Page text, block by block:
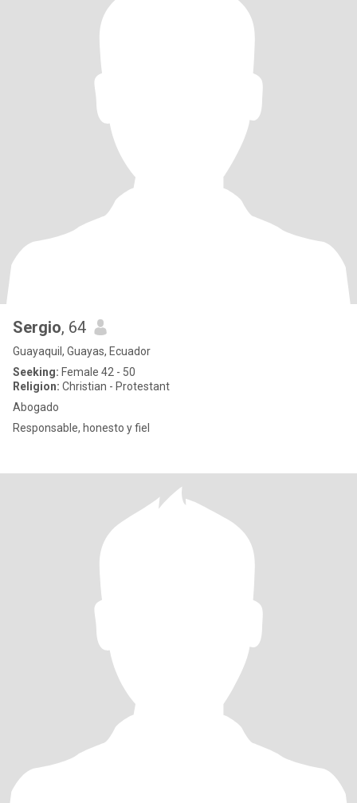
Sergio, 64
Guayaquil, Guayas, Ecuador
Seeking: Female 42 - 50
Religion: Christian - Protestant
Abogado
Responsable, honesto y fiel